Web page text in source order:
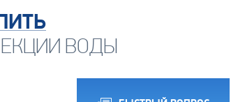
ВОДЫ